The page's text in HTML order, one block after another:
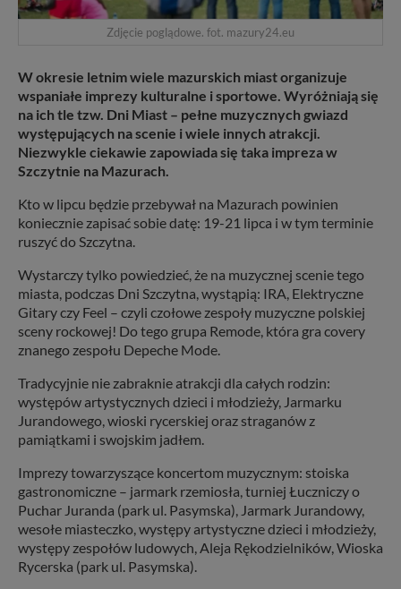
Zdjęcie poglądowe. fot. mazury24.eu
W okresie letnim wiele mazurskich miast organizuje
wspaniałe imprezy kulturalne i sportowe. Wyróżniają się
na ich tle tzw. Dni Miast – pełne muzycznych gwiazd
występujących na scenie i wiele innych atrakcji.
Niezwykle ciekawie zapowiada się taka impreza w
Szczytnie na Mazurach.
Kto w lipcu będzie przebywał na Mazurach powinien
koniecznie zapisać sobie datę: 19-21 lipca i w tym terminie
ruszyć do Szczytna.
Wystarczy tylko powiedzieć, że na muzycznej scenie tego
miasta, podczas Dni Szczytna, wystąpią: IRA, Elektryczne
Gitary czy Feel – czyli czołowe zespoły muzyczne polskiej
sceny rockowej! Do tego grupa Remode, która gra covery
znanego zespołu Depeche Mode.
Tradycyjnie nie zabraknie atrakcji dla całych rodzin:
występów artystycznych dzieci i młodzieży, Jarmarku
Jurandowego, wioski rycerskiej oraz straganów z
pamiątkami i swojskim jadłem.
Imprezy towarzyszące koncertom muzycznym: stoiska
gastronomiczne – jarmark rzemiosła, turniej Łuczniczy o
Puchar Juranda (park ul. Pasymska), Jarmark Jurandowy,
wesołe miasteczko, występy artystyczne dzieci i młodzieży,
występy zespołów ludowych, Aleja Rękodzielników, Wioska
Rycerska (park ul. Pasymska).